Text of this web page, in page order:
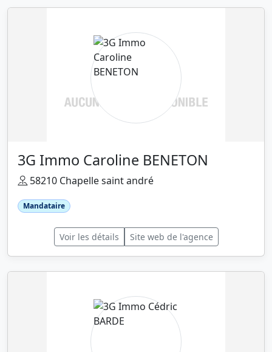
3G Immo Caroline BENETON
58210 Chapelle saint andré
Mandataire
Voir les détails Site web de l'agence